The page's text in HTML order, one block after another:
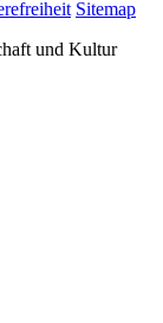
Sitemap
und Kultur